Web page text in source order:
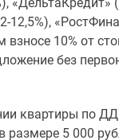
12,5%),
взносе 10% от
без
квартиры по
размере 5 000